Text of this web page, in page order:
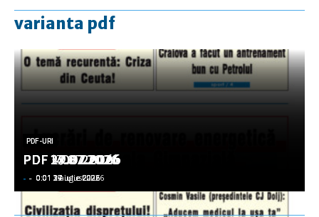
varianta pdf
PDF-URI
PDF 3.08.2026
- - 0:01 3 august 2026
PDF-URI
PDF 29.07.2026
- - 0:01 29 iulie 2026
PDF-URI
PDF 27.07.2026
- - 0:01 27 iulie 2026
PDF-URI
PDF 17.07.2026
- - 0:01 17 iulie 2026
PDF-URI
PDF 14.07.2026
- - 0:01 14 iulie 2026